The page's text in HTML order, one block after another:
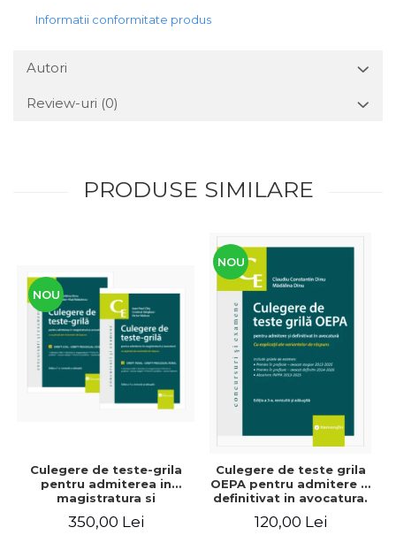
Informatii conformitate produs
Autori
Review-uri (0)
PRODUSE SIMILARE
NOU
Culegere de teste-grila
pentru admiterea in
magistratura si
avocatura. Editia a VII-a,
revizuita si adaugita -
350,00 Lei
NOU
Culegere de teste grila
OEPA pentru admitere si
definitivat in avocatura.
Cu explicatii ale
variantelor de raspuns.
120,00 Lei